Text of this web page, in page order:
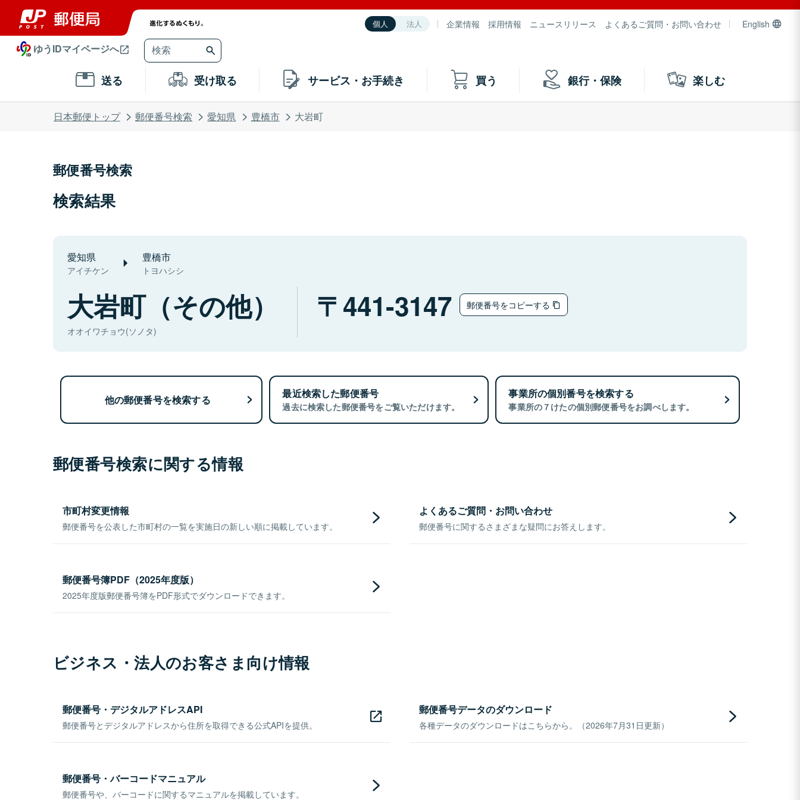
個人 法人 企業情報 採用情報 ニュースリリース よくあるご質問・お問い合わせ English
ゆうIDマイページへ
送る 受け取る サービス・お手続き 買う 銀行・保険 楽しむ
日本郵便トップ 郵便番号検索 愛知県 豊橋市 大岩町
郵便番号検索
検索結果
愛知県
アイチケン
豊橋市
トヨハシシ
大岩町（その他）
オオイワチョウ(ソノタ)
441-3147 郵便番号をコピーする
他の郵便番号を検索する 最近検索した郵便番号
過去に検索した郵便番号をご覧いただけます。
事業所の個別番号を検索する
事業所の７けたの個別郵便番号をお調べします。
郵便番号検索に関する情報
市町村変更情報
郵便番号を公表した市町村の一覧を実施日の新しい順に掲載しています。
よくあるご質問・お問い合わせ
郵便番号に関するさまざまな疑問にお答えします。
郵便番号簿PDF（2025年度版）
2025年度版郵便番号簿をPDF形式でダウンロードできます。
ビジネス・法人のお客さま向け情報
郵便番号・デジタルアドレスAPI
郵便番号とデジタルアドレスから住所を取得できる公式APIを提供。
郵便番号データのダウンロード
各種データのダウンロードはこちらから。（2026年7月31日更新）
郵便番号・バーコードマニュアル
郵便番号や、バーコードに関するマニュアルを掲載しています。